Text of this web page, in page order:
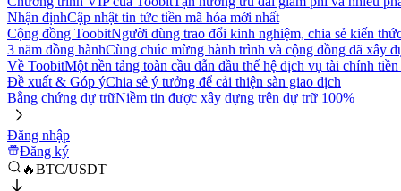
Nhận địnhCập nhật tin tức tiền mã hóa mới nhất
Cộng đồng ToobitNgười dùng trao đổi kinh nghiệm, chia sẻ kiến
3 năm đồng hànhCùng chúc mừng hành trình và cộng đồng đã xây
Về ToobitMột nền tảng toàn cầu dẫn đầu thế hệ dịch vụ tài chính
Đề xuất & Góp ýChia sẻ ý tưởng để cải thiện sàn giao dịch
Bằng chứng dự trữNiềm tin được xây dựng trên dự trữ 100%
Đăng nhập
Đăng ký
🔥BTC/USDT